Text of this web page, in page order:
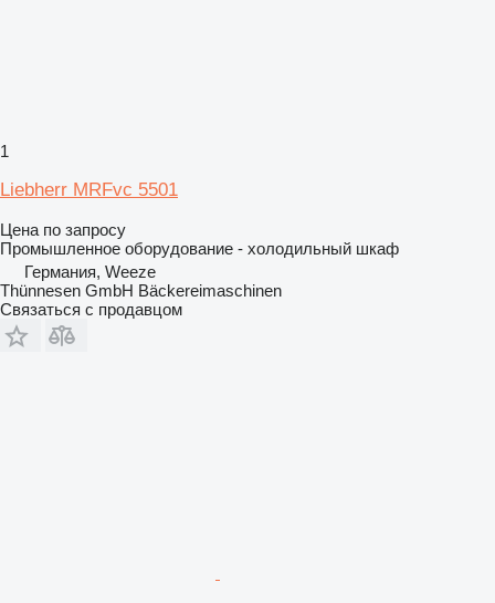
1
Liebherr MRFvc 5501
Цена по запросу
Промышленное оборудование - холодильный шкаф
Германия, Weeze
Thünnesen GmbH Bäckereimaschinen
Связаться с продавцом